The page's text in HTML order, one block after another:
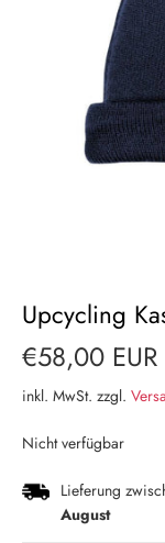
Upcycling
€58,00 EUR
inkl. MwSt. zzgl.
Nicht verfügbar
Lieferung
August